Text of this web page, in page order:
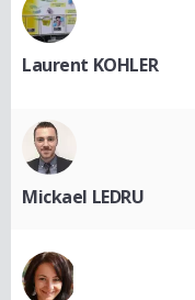
Laurent KOHLER
Mickael LEDRU